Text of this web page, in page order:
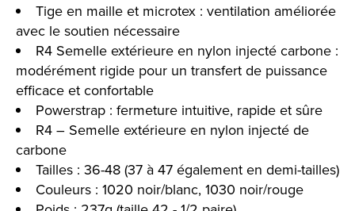
Tige en maille et microtex : ventilation améliorée
avec le soutien nécessaire
R4 Semelle extérieure en nylon injecté carbone :
modérément rigide pour un transfert de puissance
efficace et confortable
Powerstrap : fermeture intuitive, rapide et sûre
R4 – Semelle extérieure en nylon injecté de
carbone
Tailles : 36-48 (37 à 47 également en demi-tailles)
Couleurs : 1020 noir/blanc, 1030 noir/rouge